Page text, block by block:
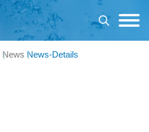
News News-Details